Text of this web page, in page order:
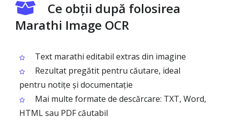
Ce obții după folosirea
Marathi Image OCR
Text marathi editabil extras din imagine
Rezultat pregătit pentru căutare, ideal
pentru notițe și documentație
Mai multe formate de descărcare: TXT, Word,
HTML sau PDF căutabil